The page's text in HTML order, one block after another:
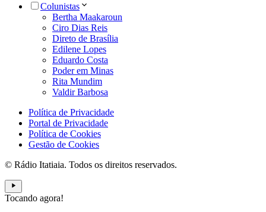
Colunistas
Bertha Maakaroun
Ciro Dias Reis
Direto de Brasília
Edilene Lopes
Eduardo Costa
Poder em Minas
Rita Mundim
Valdir Barbosa
Política de Privacidade
Portal de Privacidade
Política de Cookies
Gestão de Cookies
© Rádio Itatiaia. Todos os direitos reservados.
Tocando agora!